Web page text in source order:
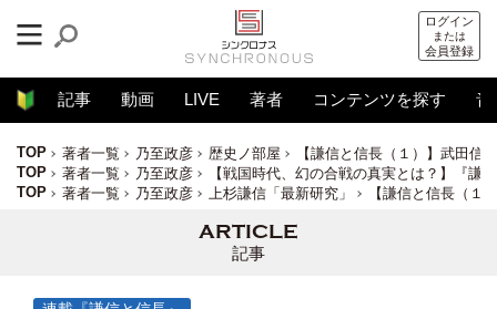
ログイン
または
会員登録
記事 動画 LIVE 著者 コンテンツを探す 音
TOP 著者一覧 乃至政彦 歴史ノ部屋
【謙信と信長（１）】武田信
TOP
著者一覧 乃至政彦
【戦国時代、幻の合戦の真実とは？】『謙
TOP
著者一覧 乃至政彦 上杉謙信「最新研究」 【謙信と信長（１
記事